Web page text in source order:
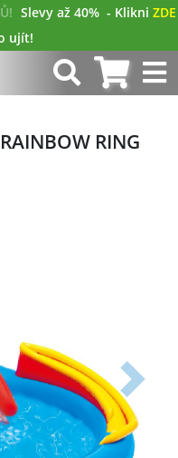
Slevy až 40% - Klikni ZDE
ujít!
RING
Další